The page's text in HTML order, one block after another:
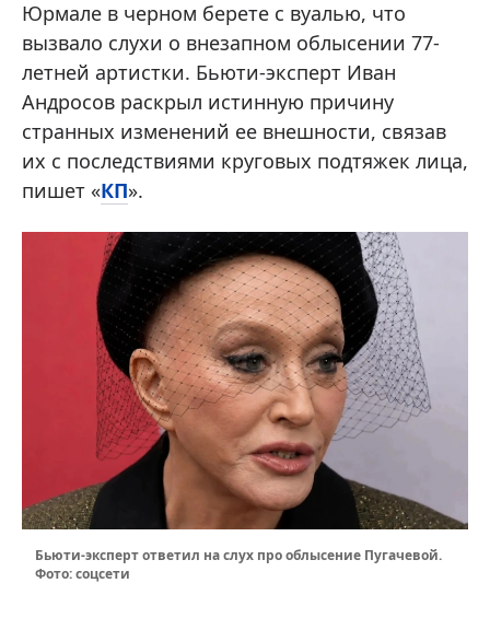
Юрмале в черном берете с вуалью, что
вызвало слухи о внезапном облысении 77-
летней артистки. Бьюти-эксперт Иван
Андросов раскрыл истинную причину
странных изменений ее внешности, связав
их с последствиями круговых подтяжек лица,
пишет «КП».
Бьюти-эксперт ответил на слух про облысение Пугачевой.
Фото: соцсети